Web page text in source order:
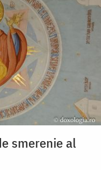
smerenie al